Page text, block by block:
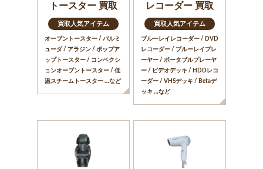
トースター 買取
買取人気アイテム
オーブントースター / バルミ
ューダ / アラジン / ポップア
ップトースター / コンベクシ
ョンオーブントースター / 低
温スチームトースター …など
レコーダー 買取
買取人気アイテム
ブルーレイレコーダー / DVD
レコーダー / ブルーレイプレ
ーヤー / ポータブルプレーヤ
ー / ビデオデッキ / HDDレコ
ーダー / VHSデッキ / Betaデ
ッキ …など